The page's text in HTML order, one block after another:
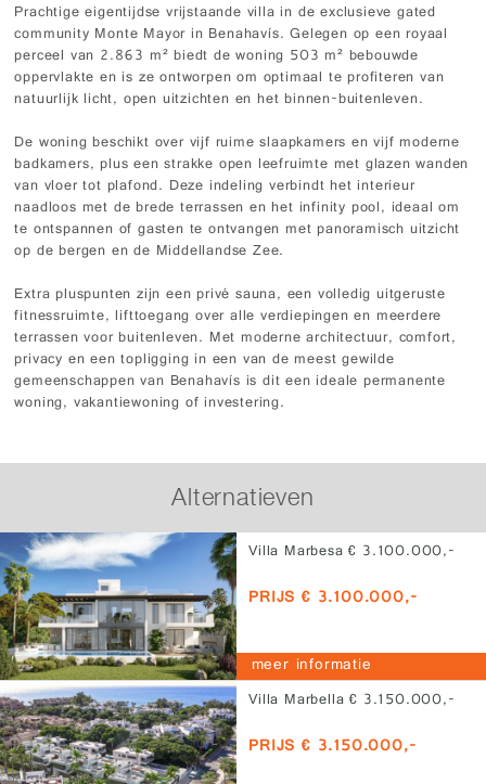
Prachtige eigentijdse vrijstaande villa in de exclusieve gated
community Monte Mayor in Benahavís. Gelegen op een royaal
perceel van 2.863 m² biedt de woning 503 m² bebouwde
oppervlakte en is ze ontworpen om optimaal te profiteren van
natuurlijk licht, open uitzichten en het binnen-buitenleven.
De woning beschikt over vijf ruime slaapkamers en vijf moderne
badkamers, plus een strakke open leefruimte met glazen wanden
van vloer tot plafond. Deze indeling verbindt het interieur
naadloos met de brede terrassen en het infinity pool, ideaal om
te ontspannen of gasten te ontvangen met panoramisch uitzicht
op de bergen en de Middellandse Zee.
Extra pluspunten zijn een privé sauna, een volledig uitgeruste
fitnessruimte, lifttoegang over alle verdiepingen en meerdere
terrassen voor buitenleven. Met moderne architectuur, comfort,
privacy en een topligging in een van de meest gewilde
gemeenschappen van Benahavís is dit een ideale permanente
woning, vakantiewoning of investering.
Alternatieven
Villa Marbesa € 3.100.000,-
PRIJS € 3.100.000,-
meer informatie
Villa Marbella € 3.150.000,-
PRIJS € 3.150.000,-